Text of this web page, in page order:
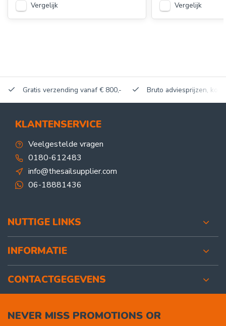
Vergelijk Vergelijk
Gratis verzending vanaf € 800,- Bruto adviesprijzen,
KLANTENSERVICE
Veelgestelde vragen
0180-612483
info@thesailsupplier.com
06-18881436
NUTTIGE LINKS
INFORMATIE
CONTACTGEGEVENS
NEVER MISS PROMOTIONS OR